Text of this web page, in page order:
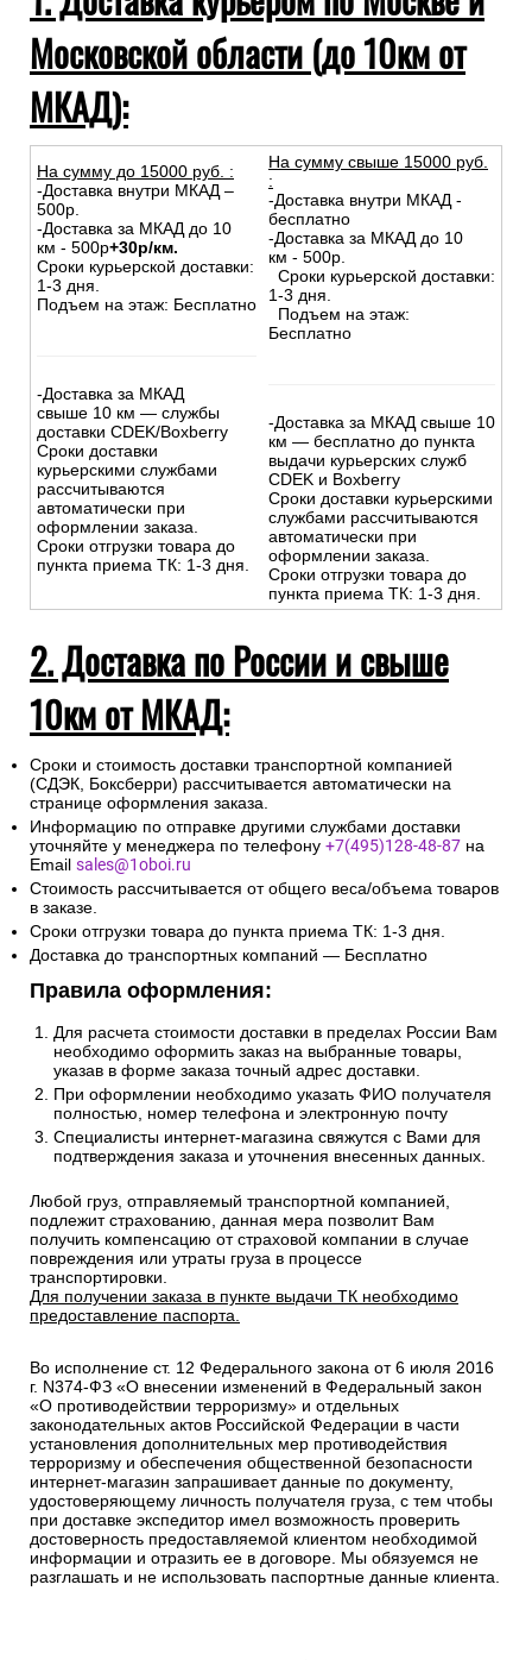
Московской области (до 10км от
МКАД):
На сумму до 15000 руб. :
-Доставка внутри МКАД –
500р.
-Доставка за МКАД до 10
км - 500р+30р/км.
Сроки курьерской доставки:
1-3 дня.
Подъем на этаж: Бесплатно
-Доставка за МКАД
свыше 10 км — службы
доставки CDEK/Boxberry
Сроки доставки
курьерскими службами
рассчитываются
автоматически при
оформлении заказа.
Сроки отгрузки товара до
пункта приема ТК: 1-3 дня.
На сумму свыше 15000 руб.
:
-Доставка внутри МКАД -
бесплатно
-Доставка за МКАД до 10
км - 500р.
Сроки курьерской доставки:
1-3 дня.
Подъем на этаж:
Бесплатно
-Доставка за МКАД свыше 10
км — бесплатно до пункта
выдачи курьерских служб
CDEK и Boxberry
Сроки доставки курьерскими
службами рассчитываются
автоматически при
оформлении заказа.
Сроки отгрузки товара до
пункта приема ТК: 1-3 дня.
2. Доставка по России и свыше
10км от МКАД:
Сроки и стоимость доставки транспортной компанией
(СДЭК, Боксберри) рассчитывается автоматически на
странице оформления заказа.
Информацию по отправке другими службами доставки
уточняйте у менеджера по телефону +7(495)128-48-87 на
Email sales@1oboi.ru
Стоимость рассчитывается от общего веса/объема товаров
в заказе.
Сроки отгрузки товара до пункта приема ТК: 1-3 дня.
Доставка до транспортных компаний — Бесплатно
Правила оформления:
Для расчета стоимости доставки в пределах России Вам
необходимо оформить заказ на выбранные товары,
указав в форме заказа точный адрес доставки.
При оформлении необходимо указать ФИО получателя
полностью, номер телефона и электронную почту
Специалисты интернет-магазина свяжутся с Вами для
подтверждения заказа и уточнения внесенных данных.
Любой груз, отправляемый транспортной компанией,
подлежит страхованию, данная мера позволит Вам
получить компенсацию от страховой компании в случае
повреждения или утраты груза в процессе
транспортировки.
Для получении заказа в пункте выдачи ТК необходимо
предоставление паспорта.
Во исполнение ст. 12 Федерального закона от 6 июля 2016
г. N374-ФЗ «О внесении изменений в Федеральный закон
«О противодействии терроризму» и отдельных
законодательных актов Российской Федерации в части
установления дополнительных мер противодействия
терроризму и обеспечения общественной безопасности
интернет-магазин запрашивает данные по документу,
удостоверяющему личность получателя груза, с тем чтобы
при доставке экспедитор имел возможность проверить
достоверность предоставляемой клиентом необходимой
информации и отразить ее в договоре. Мы обязуемся не
разглашать и не использовать паспортные данные клиента.